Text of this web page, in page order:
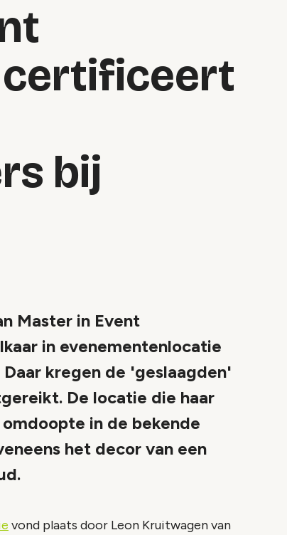
bij
Master in Event
in evenementenlocatie
kregen de 'geslaagden'
De locatie die haar
in de bekende
het decor van een
vond plaats door Leon Kruitwagen van